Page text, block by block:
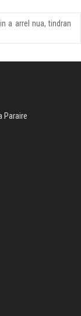
a arrel nua, tindran
Paraire